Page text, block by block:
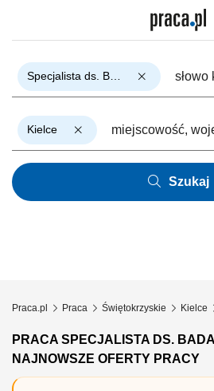
Kielce
Szukaj
Praca.pl Praca Świętokrzyskie Kielce
PRACA SPECJALISTA DS.
NAJNOWSZE OFERTY PRACY